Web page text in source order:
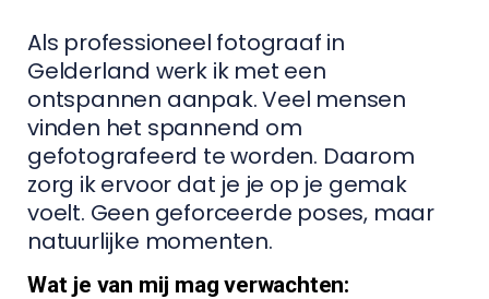
Als professioneel fotograaf in
Gelderland werk ik met een
ontspannen aanpak. Veel mensen
vinden het spannend om
gefotografeerd te worden. Daarom
zorg ik ervoor dat je je op je gemak
voelt. Geen geforceerde poses, maar
natuurlijke momenten.
Wat je van mij mag verwachten: